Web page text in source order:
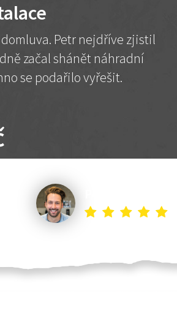
Petr nejdříve zjistil
začal shánět náhradní
se podařilo vyřešit.